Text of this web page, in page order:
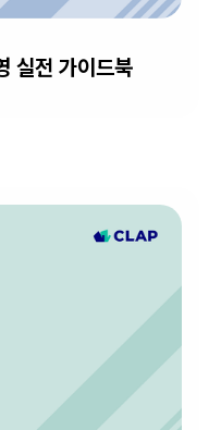
실전 가이드북